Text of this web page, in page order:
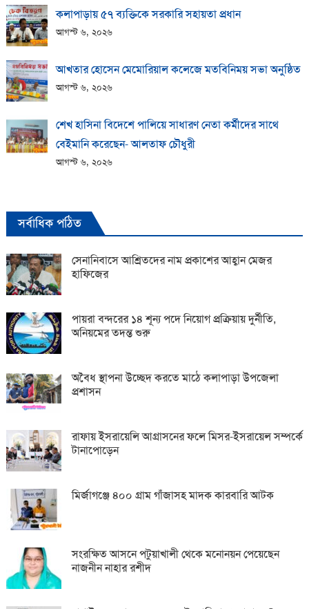
কলাপাড়ায় ​৫৭ ব্যক্তিকে সরকারি সহায়তা প্রধান
আগস্ট ৬, ২০২৬
আখতার হোসেন মেমোরিয়াল কলেজে মতবিনিময় সভা অনুষ্ঠিত
আগস্ট ৬, ২০২৬
শেখ হাসিনা বিদেশে পালিয়ে সাধারণ নেতা কর্মীদের সাথে
বেইমানি করেছেন- আলতাফ চৌধুরী
আগস্ট ৬, ২০২৬
সর্বাধিক পঠিত
সেনানিবাসে আশ্রিতদের নাম প্রকাশের আহ্বান মেজর
হাফিজের
পায়রা বন্দরের ১৪ শূন্য পদে নিয়োগ প্রক্রিয়ায় দুর্নীতি,
অনিয়মের তদন্ত শুরু
অবৈধ স্থাপনা উচ্ছেদ করতে মাঠে কলাপাড়া উপজেলা
প্রশাসন
রাফায় ইসরায়েলি আগ্রাসনের ফলে মিসর-ইসরায়েল সম্পর্কে
টানাপোড়েন
মির্জাগঞ্জে ৪০০ গ্রাম গাঁজাসহ মাদক কারবারি আটক
সংরক্ষিত আসনে পটুয়াখালী থেকে মনোনয়ন পেয়েছেন
নাজনীন নাহার রশীদ